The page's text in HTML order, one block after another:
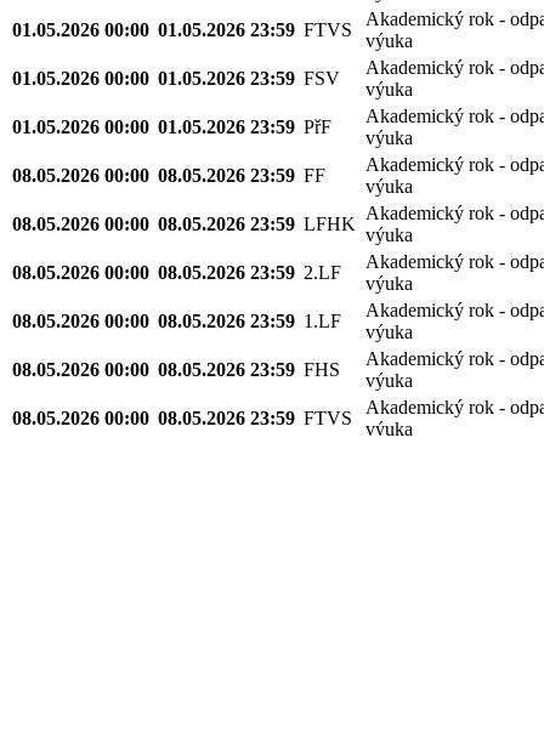
01.05.2026 00:00 01.05.2026 23:59 FTVS
Akademický rok -
výuka
01.05.2026 00:00 01.05.2026 23:59 FSV
Akademický rok -
výuka
01.05.2026 00:00 01.05.2026 23:59 PřF
Akademický rok -
výuka
08.05.2026 00:00 08.05.2026 23:59 FF
Akademický rok -
výuka
08.05.2026 00:00 08.05.2026 23:59 LFHK
Akademický rok -
výuka
08.05.2026 00:00 08.05.2026 23:59 2.LF
Akademický rok -
výuka
08.05.2026 00:00 08.05.2026 23:59 1.LF
Akademický rok -
výuka
08.05.2026 00:00 08.05.2026 23:59 FHS
Akademický rok -
výuka
08.05.2026 00:00 08.05.2026 23:59 FTVS
Akademický rok -
výuka